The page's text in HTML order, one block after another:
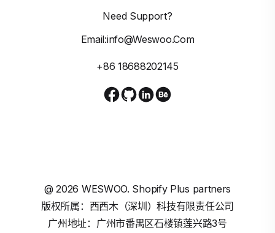
Need Support?
Email:info@weswoo.com
+86 18688202145
@2026 WESWOO. Shopify Plus partners
版权所属：西西木（深圳）科技有限责任公司
广州地址：广州市番禺区石楼镇莲兴路3号